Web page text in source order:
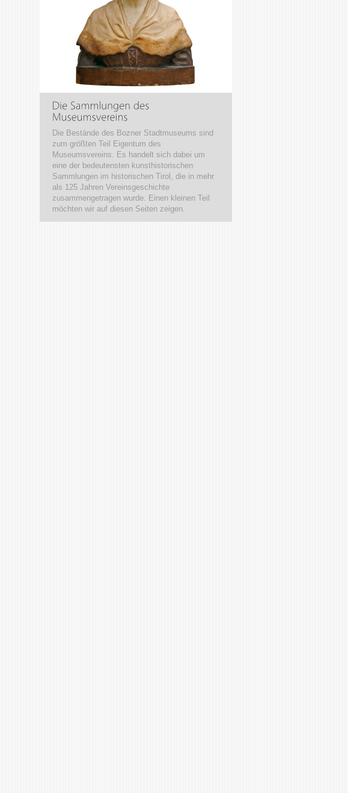
Die Bestände des Bozner Stadtmuseums sind
zum größten Teil Eigentum des
Museumsvereins. Es handelt sich dabei um
eine der bedeutensten kunsthistorischen
Sammlungen im historischen Tirol, die in mehr
als 125 Jahren Vereinsgeschichte
zusammengetragen wurde. Einen kleinen Teil
möchten wir auf diesen Seiten zeigen.